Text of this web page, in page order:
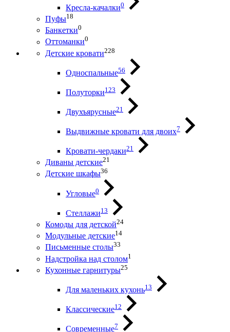
Кресла-качалки0
Пуфы18
Банкетки0
Оттоманки0
Детские кровати228
Односпальные56
Полуторки123
Двухъярусные21
Выдвижные кровати для двоих7
Кровати-чердаки21
Диваны детские21
Детские шкафы36
Угловые0
Стеллажи13
Комоды для детской24
Модульные детские14
Письменные столы33
Надстройка над столом1
Кухонные гарнитуры25
Для маленьких кухонь13
Классические12
Современные7